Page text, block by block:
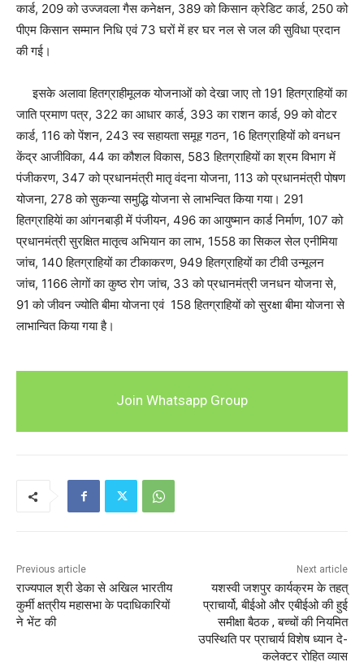
कार्ड, 209 को उज्जवला गैस कनेक्षन, 389 को किसान क्रेडिट कार्ड, 250 को
पीएम किसान सम्मान निधि एवं 73 घरों में हर घर नल से जल की सुविधा प्रदान
की गई।
इसके अलावा हितग्राहीमूलक योजनाओं को देखा जाए तो 191 हितग्राहियों का
जाति प्रमाण पत्र, 322 का आधार कार्ड, 393 का राशन कार्ड, 99 को वोटर
कार्ड, 116 को पेंशन, 243 स्व सहायता समूह गठन, 16 हितग्राहियों को वनधन
केंद्र आजीविका, 44 का कौशल विकास, 583 हितग्राहियों का श्रम विभाग में
पंजीकरण, 347 को प्रधानमंत्री मातृ वंदना योजना, 113 को प्रधानमंत्री पोषण
योजना, 278 को सुकन्या समुद्धि योजना से लाभन्वित किया गया। 291
हितग्राहियेां का आंगनबाड़ी में पंजीयन, 496 का आयुष्मान कार्ड निर्माण, 107 को
प्रधानमंत्री सुरक्षित मातृत्व अभियान का लाभ, 1558 का सिकल सेल एनीमिया
जांच, 140 हितग्राहियों का टीकाकरण, 949 हितग्राहियों का टीवी उन्मूलन
जांच, 1166 लेागों का कुष्ठ रोग जांच, 33 को प्रधानमंत्री जनधन योजना से,
91 को जीवन ज्योति बीमा योजना एवं 158 हितग्राहियों को सुरक्षा बीमा योजना से
लाभान्वित किया गया है।
Join Whatsapp Group
Previous article
राज्यपाल श्री डेका से अखिल भारतीय
कुर्मी क्षत्रीय महासभा के पदाधिकारियों
ने भेंट की
Next article
यशस्वी जशपुर कार्यक्रम के तहत्
प्राचार्यो, बीईओ और एबीईओ की हुई
समीक्षा बैठक , बच्चों की नियमित
उपस्थिति पर प्राचार्य विशेष ध्यान दे-
कलेक्टर रोहित व्यास